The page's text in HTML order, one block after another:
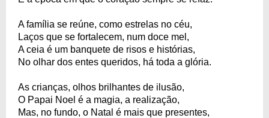
A família se reúne, como estrelas no céu,
Laços que se fortalecem, num doce mel,
A ceia é um banquete de risos e histórias,
No olhar dos entes queridos, há toda a glória.
As crianças, olhos brilhantes de ilusão,
O Papai Noel é a magia, a realização,
Mas, no fundo, o Natal é mais que presentes,